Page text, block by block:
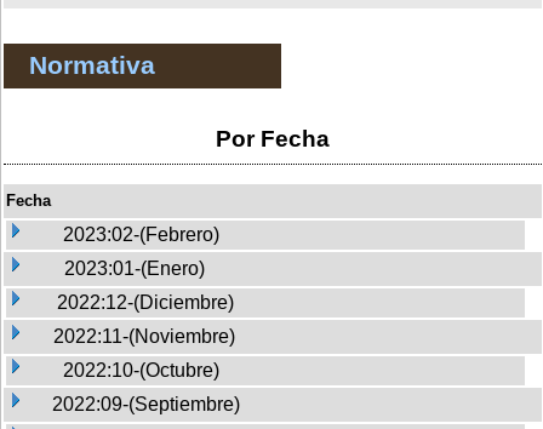
Normativa
Por Fecha
Fecha
2023:02-(Febrero)
2023:01-(Enero)
2022:12-(Diciembre)
2022:11-(Noviembre)
2022:10-(Octubre)
2022:09-(Septiembre)